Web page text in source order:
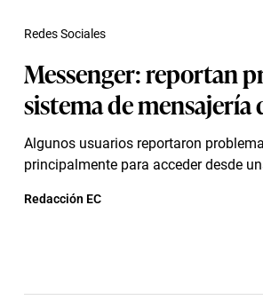
Messenger: reportan
sistema de mensajería
Algunos usuarios reportaron
principalmente para acceder desde
Redes Sociales
Redacción EC